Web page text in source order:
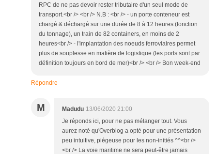
RPC de ne pas devoir rester tributaire d'un seul mode de
transport.<br /> <br /> N.B : <br /> - un porte conteneur est
chargé & déchargé sur une durée de 8 à 12 heures (fonction
du tonnage), un train de 82 containers, en moins de 2
heures<br /> - l'implantation des noeuds ferroviaires permet
plus de souplesse en matière de logistique (les ports sont par
définition toujours en bord de mer)<br /> <br /> Bon week-end
Répondre
M Madudu 13/06/2020 21:00
Je réponds ici, pour ne pas mélanger tout. Vous
aurez noté qu'Overblog a opté pour une présentation
peu intuitive, piégeuse pour les non-initiés ^^<br />
<br /> La voie maritime ne sera peut-être jamais